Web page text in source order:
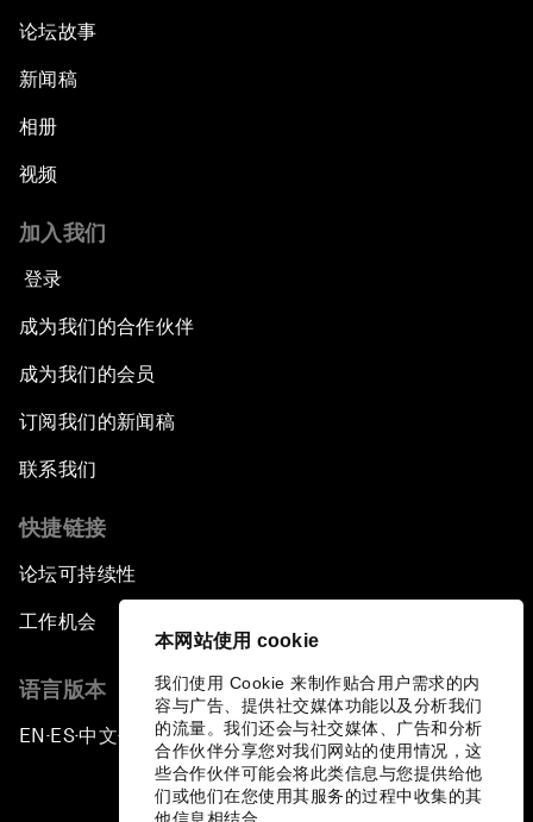
本网站使用 cookie
我们使用 Cookie 来制作贴合用户需求的内
容与广告、提供社交媒体功能以及分析我们
的流量。我们还会与社交媒体、广告和分析
合作伙伴分享您对我们网站的使用情况，这
些合作伙伴可能会将此类信息与您提供给他
们或他们在您使用其服务的过程中收集的其
论坛故事
新闻稿
相册
视频
加入我们
登录
成为我们的合作伙伴
成为我们的会员
订阅我们的新闻稿
联系我们
快捷链接
论坛可持续性
工作机会
语言版本
EN ▪ES▪中文▪ 日本語